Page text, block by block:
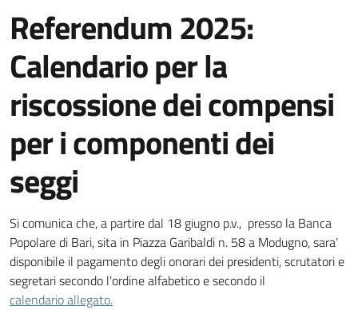
Referendum 2025:
Calendario per la
riscossione dei compensi
per i componenti dei
seggi
Dettagli della notizia
Si comunica che, a partire dal 18 giugno p.v., presso la Banca
Popolare di Bari, sita in Piazza Garibaldi n. 58 a Modugno, sara’
disponibile il pagamento degli onorari dei presidenti, scrutatori e
segretari secondo l'ordine alfabetico e secondo il
calendario allegato.